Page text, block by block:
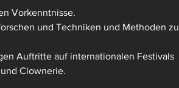
Vorkenntnisse.
und Techniken und Methoden zu
Auftritte auf internationalen Festivals
Clownerie.